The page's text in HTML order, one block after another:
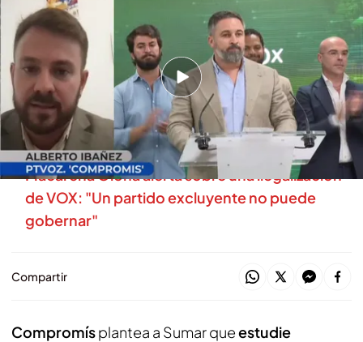
En boca de todos
22 JUL 2025 - 13:12h.
Alberto Ibáñez señala en el Congreso de los
Diputados la necesidad de "afrontar un debate
sobre la ilegalización del fascismo de VOX"
Macarena Olona alerta sobre una ilegalización
de VOX: "Un partido excluyente no puede
gobernar"
Compartir
Compromísplantea a Sumar queestudie